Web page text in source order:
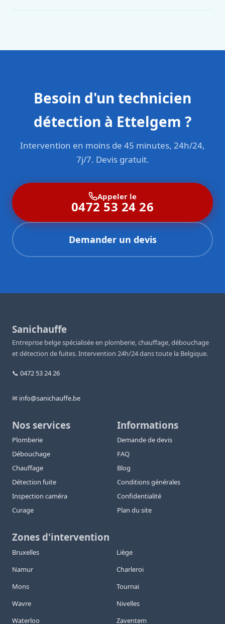
Besoin d'un technicien
détection à Ettelgem ?
Intervention en moins de 45 minutes, 24h/24,
7j/7. Devis gratuit.
Appeler le
0472 53 24 26
Demander un devis
Sanichauffe
Entreprise belge spécialisée en plomberie, chauffage, débouchage
et détection de fuites. Intervention 24h/24 dans toute la Belgique.
📞 0472 53 24 26
✉ info@sanichauffe.be
Nos services
Plomberie
Débouchage
Chauffage
Détection fuite
Inspection caméra
Curage
Informations
Demande de devis
FAQ
Blog
Conditions générales
Confidentialité
Plan du site
Zones d'intervention
Bruxelles
Liège
Namur
Charleroi
Mons
Tournai
Wavre
Nivelles
Waterloo
Zaventem